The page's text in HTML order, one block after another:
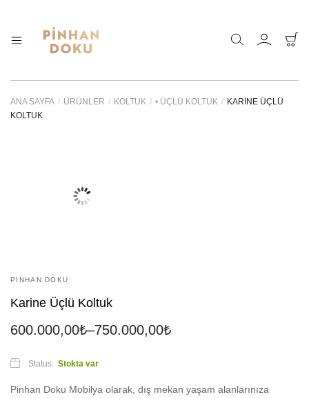
Bahçe
sonsuz
çeşitlilik
ve
ANA SAYFA / ÜRÜNLER / KOLTUK / • ÜÇLÜ KOLTUK / KARINE ÜÇLÜ
KOLTUK
PINHAN DOKU
Karine Üçlü Koltuk
600.000,00₺–750.000,00₺
Status: Stokta var
Pinhan Doku Mobilya olarak, dış mekan yaşam alanlarınıza